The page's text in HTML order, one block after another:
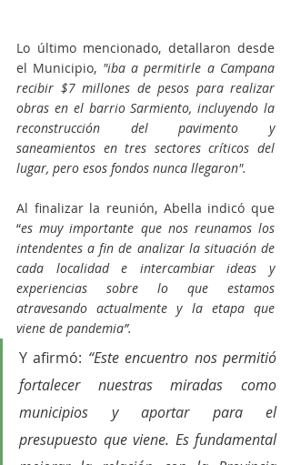
Lo último mencionado, detallaron desde
el Municipio, "iba a permitirle a Campana
recibir $7 millones de pesos para realizar
obras en el barrio Sarmiento, incluyendo la
reconstrucción del pavimento y
saneamientos en tres sectores críticos del
lugar, pero esos fondos nunca llegaron".
Al finalizar la reunión, Abella indicó que
“es muy importante que nos reunamos los
intendentes a fin de analizar la situación de
cada localidad e intercambiar ideas y
experiencias sobre lo que estamos
atravesando actualmente y la etapa que
viene de pandemia”.
Y afirmó: “Este encuentro nos permitió
fortalecer nuestras miradas como
municipios y aportar para el
presupuesto que viene. Es fundamental